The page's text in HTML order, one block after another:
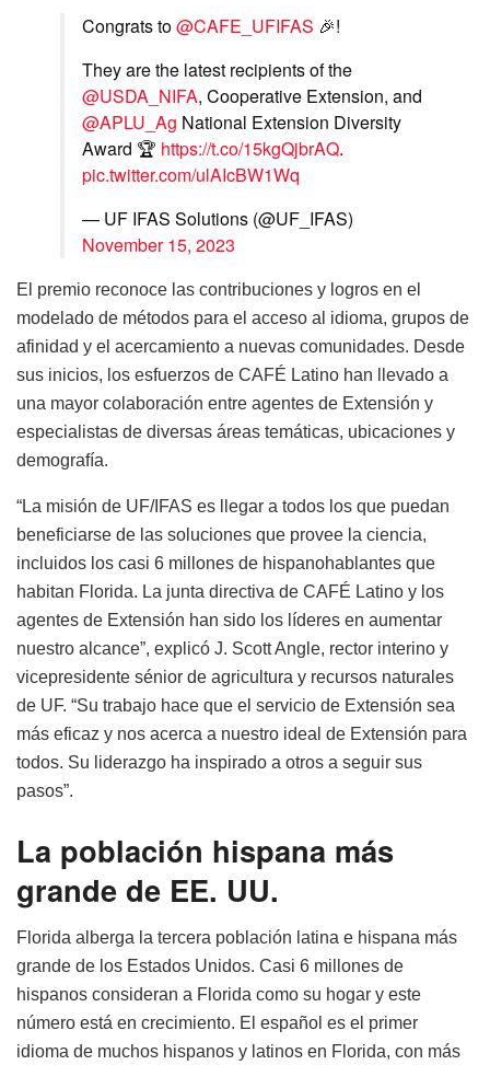
Congrats to@CAFE_UFIFAS 🎉!
They are the latest recipients of the
@USDA_NIFA, Cooperative Extension, and
@APLU_Ag National Extension Diversity
Award 🏆 https://t.co/15kgQjbrAQ.
pic.twitter.com/ulAIcBW1Wq
— UF IFAS Solutions (@UF_IFAS)
November 15, 2023
El premio reconoce las contribuciones y logros en el
modelado de métodos para el acceso al idioma, grupos de
afinidad y el acercamiento a nuevas comunidades. Desde
sus inicios, los esfuerzos de CAFÉ Latino han llevado a
una mayor colaboración entre agentes de Extensión y
especialistas de diversas áreas temáticas, ubicaciones y
demografía.
“La misión de UF/IFAS es llegar a todos los que puedan
beneficiarse de las soluciones que provee la ciencia,
incluidos los casi 6 millones de hispanohablantes que
habitan Florida. La junta directiva de CAFÉ Latino y los
agentes de Extensión han sido los líderes en aumentar
nuestro alcance”, explicó J. Scott Angle, rector interino y
vicepresidente sénior de agricultura y recursos naturales
de UF. “Su trabajo hace que el servicio de Extensión sea
más eficaz y nos acerca a nuestro ideal de Extensión para
todos. Su liderazgo ha inspirado a otros a seguir sus
pasos”.
La población hispana más
grande de EE. UU.
Florida alberga la tercera población latina e hispana más
grande de los Estados Unidos. Casi 6 millones de
hispanos consideran a Florida como su hogar y este
número está en crecimiento. El español es el primer
idioma de muchos hispanos y latinos en Florida, con más